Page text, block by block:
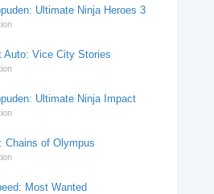
Ultimate Ninja Heroes 3
Auto: Vice City Stories
Ultimate Ninja Impact
Chains of Olympus
Most Wanted